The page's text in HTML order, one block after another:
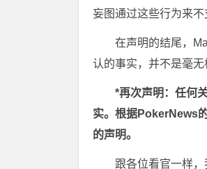
妄图通过这些行为来不
在声明的结尾，
认的事实，并不是毫无
*再次声明：任何
实。根据PokerNews
的声明。
跟各位看官一样